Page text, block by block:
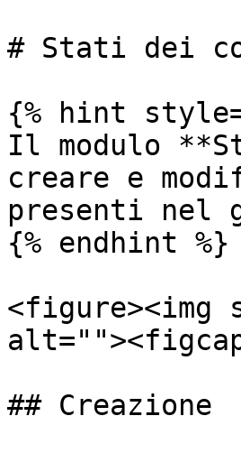
# Stati dei
{% hint
Il modulo
creare e
presenti nel
{% endhint %}
<figure><img
## Creazione